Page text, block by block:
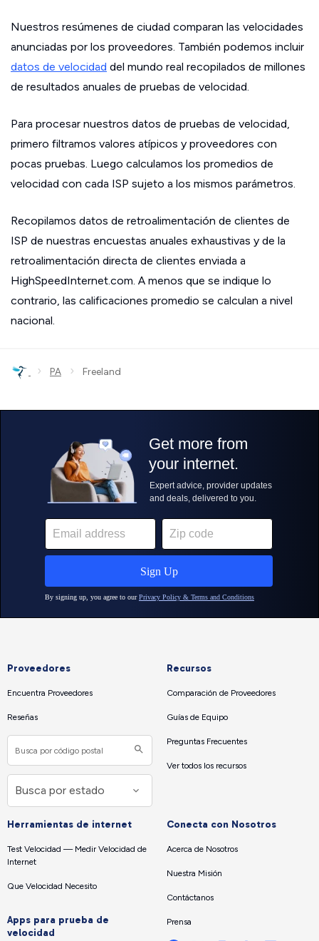
Nuestros resúmenes de ciudad comparan las velocidades
anunciadas por los proveedores. También podemos incluir
datos de velocidad del mundo real recopilados de millones
de resultados anuales de pruebas de velocidad.
Para procesar nuestros datos de pruebas de velocidad,
primero filtramos valores atípicos y proveedores con
pocas pruebas. Luego calculamos los promedios de
velocidad con cada ISP sujeto a los mismos parámetros.
Recopilamos datos de retroalimentación de clientes de
ISP de nuestras encuestas anuales exhaustivas y de la
retroalimentación directa de clientes enviada a
HighSpeedInternet.com. A menos que se indique lo
contrario, las calificaciones promedio se calculan a nivel
nacional.
› PA › Freeland
Proveedores
Encuentra Proveedores
Reseñas
Recursos
Comparación de Proveedores
Guías de Equipo
Preguntas Frecuentes
Ver todos los recursos
Herramientas de internet
Test Velocidad — Medir Velocidad de
Internet
Que Velocidad Necesito
Apps para prueba de
velocidad
Conecta con Nosotros
Acerca de Nosotros
Nuestra Misión
Contáctanos
Prensa